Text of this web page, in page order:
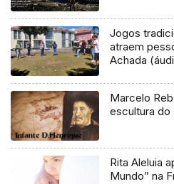
Jogos
atraem
Achada
Marcelo
escultura do
Rita Aleluia
Mundo” na